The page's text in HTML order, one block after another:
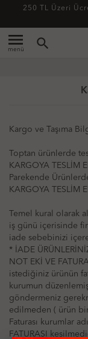
250 TL Üzeri
menu
menü search
Kargo ve Taşıma
Toptan ürünlerde
KARGOYA TESLİM
Parekende
KARGOYA TESLİM
Temel kural olarak
iş günü içerisinde
iade sebebinizi
* İADE
NOT EKİ VE
istediğiniz ürünün
kurumun
göndermeniz
edilmeden ( ürün
Faturası kurumlar
FATURASI